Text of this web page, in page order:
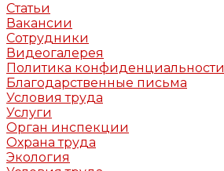
Статьи
Вакансии
Сотрудники
Видеогалерея
Политика конфиденциальности
Благодарственные письма
Условия труда
Услуги
Орган инспекции
Охрана труда
Экология